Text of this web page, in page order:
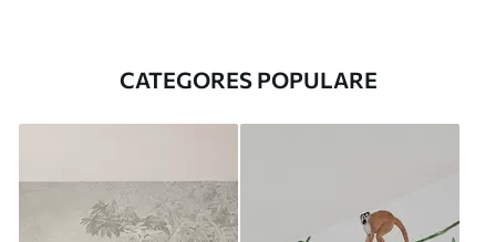
CATEGORES POPULARE